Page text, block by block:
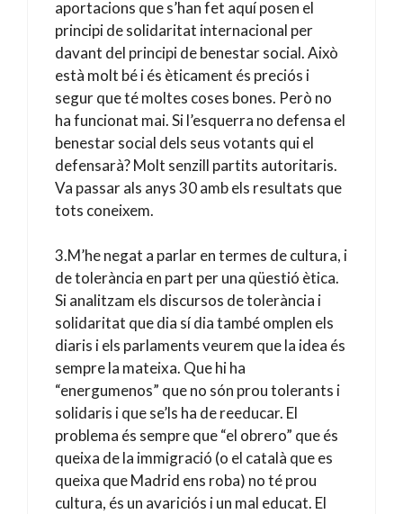
aportacions que s’han fet aquí posen el
principi de solidaritat internacional per
davant del principi de benestar social. Això
està molt bé i és èticament és preciós i
segur que té moltes coses bones. Però no
ha funcionat mai. Si l’esquerra no defensa el
benestar social dels seus votants qui el
defensarà? Molt senzill partits autoritaris.
Va passar als anys 30 amb els resultats que
tots coneixem.
3.M’he negat a parlar en termes de cultura, i
de tolerància en part per una qüestió ètica.
Si analitzam els discursos de tolerància i
solidaritat que dia sí dia també omplen els
diaris i els parlaments veurem que la idea és
sempre la mateixa. Que hi ha
“energumenos” que no són prou tolerants i
solidaris i que se’ls ha de reeducar. El
problema és sempre que “el obrero” que és
queixa de la immigració (o el català que es
queixa que Madrid ens roba) no té prou
cultura, és un avariciós i un mal educat. El